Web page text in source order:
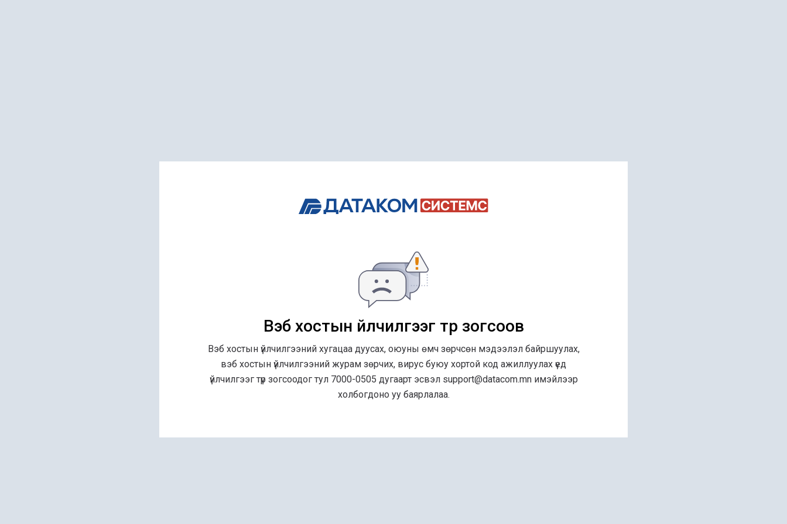
Вэб хостын үйлчилгээг түр зогсоов
Вэб хостын үйлчилгээний хугацаа дуусах, оюуны өмч зөрчсөн мэдээлэл байршуулах,
вэб хостын үйлчилгээний журам зөрчих, вирус буюу хортой код ажиллуулах үед
үйлчилгээг түр зогсоодог тул 7000-0505 дугаарт эсвэл support@datacom.mn имэйлээр
холбогдоно уу баярлалаа.